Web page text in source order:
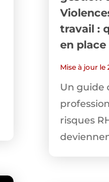
travail :
en place
Mise à jour le
Un guide
risques